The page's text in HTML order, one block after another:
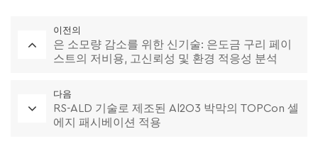
이전의
은 소모량 감소를 위한 신기술: 은도금 구리 페이
스트의 저비용, 고신뢰성 및 환경 적응성 분석
다음
RS-ALD 기술로 제조된 Al2O3 박막의 TOPCon 셀
에지 패시베이션 적용